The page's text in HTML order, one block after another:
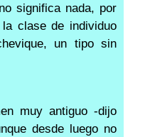
significa nada, por
clase de individuo
un tipo sin
muy antiguo -dijo
desde luego no